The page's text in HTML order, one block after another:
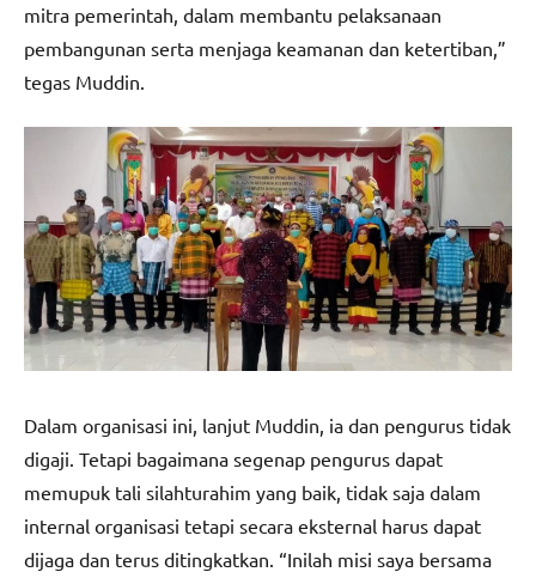
mitra pemerintah, dalam membantu pelaksanaan
pembangunan serta menjaga keamanan dan ketertiban,”
tegas Muddin.
Dalam organisasi ini, lanjut Muddin, ia dan pengurus tidak
digaji. Tetapi bagaimana segenap pengurus dapat
memupuk tali silahturahim yang baik, tidak saja dalam
internal organisasi tetapi secara eksternal harus dapat
dijaga dan terus ditingkatkan. “Inilah misi saya bersama